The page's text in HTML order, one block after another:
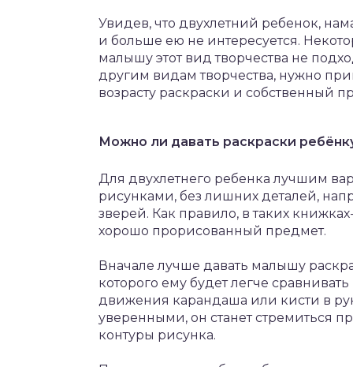
Увидев, что двухлетний ребенок,
и больше ею не интересуется.
малышу этот вид творчества не
другим видам творчества, нужно
возрасту раскраски и собственный
Можно ли давать раскраски
Для двухлетнего ребенка лучшим
рисунками, без лишних деталей,
зверей. Как правило, в таких
хорошо прорисованный предмет.
Вначале лучше давать малышу
которого ему будет легче
движения карандаша или кисти в
уверенными, он станет стремиться
контуры рисунка.